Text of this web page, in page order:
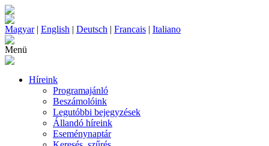
Magyar| English | Deutsch | Francais | Italiano
Menü
Híreink
Programajánló
Beszámolóink
Legutóbbi bejegyzések
Állandó híreink
Eseménynaptár